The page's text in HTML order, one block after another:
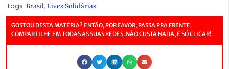
Tags: Brasil, Lives Solidárias
GOSTOU DESTA MATÉRIA? ENTÃO, POR FAVOR, PASSA PRA FRENTE.
COMPARTILHE EM TODAS AS SUAS REDES. NÃO CUSTA NADA, É SÓ CLICAR!